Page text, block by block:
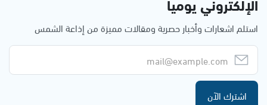
استلم اشعارات وأخبار حصرية ومقالات مميزة من إذاعة الشمس
اشترك الآن